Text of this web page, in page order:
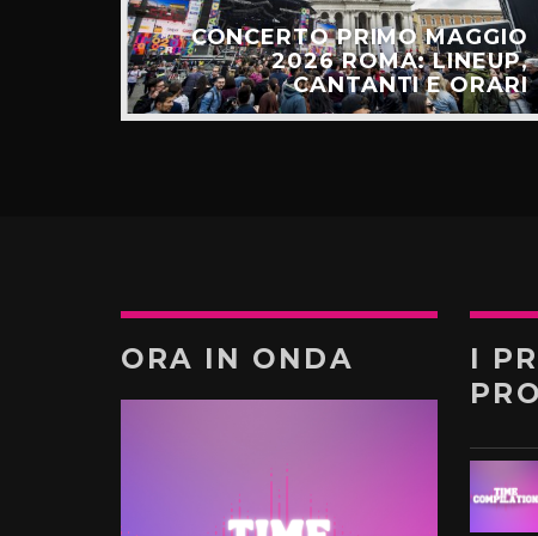
CONCERTO PRIMO MAGGIO
2026 ROMA: LINEUP,
CANTANTI E ORARI
ORA IN ONDA
I